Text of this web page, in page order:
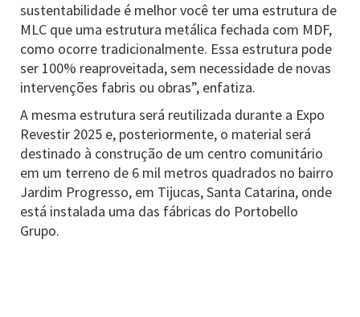
sustentabilidade é melhor você ter uma estrutura de
MLC que uma estrutura metálica fechada com MDF,
como ocorre tradicionalmente. Essa estrutura pode
ser 100% reaproveitada, sem necessidade de novas
intervenções fabris ou obras”, enfatiza.
A mesma estrutura será reutilizada durante a Expo
Revestir 2025 e, posteriormente, o material será
destinado à construção de um centro comunitário
em um terreno de 6 mil metros quadrados no bairro
Jardim Progresso, em Tijucas, Santa Catarina, onde
está instalada uma das fábricas do Portobello
Grupo.